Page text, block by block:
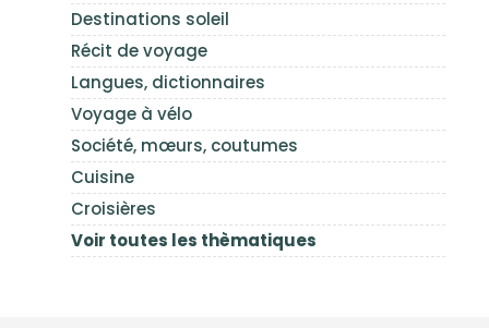
Destinations soleil
Récit de voyage
Langues, dictionnaires
Voyage à vélo
Société, mœurs, coutumes
Cuisine
Croisières
Voir toutes les thèmatiques